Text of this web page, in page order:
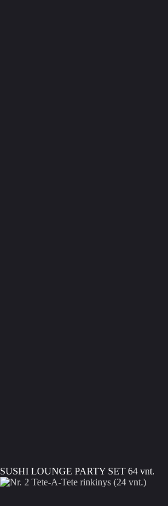
SUSHI LOUNGE PARTY SET 64 vnt.